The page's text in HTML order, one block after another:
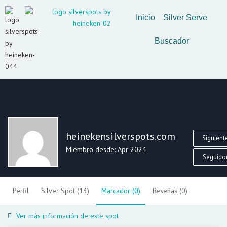
Inicio Silver Serve
Buscador
heinekensilverspots.com
Miembro desde: Apr 2024
Perfil Silver Spot (13) Marcador (0) Reseñas (0)
Ver más información de este spot